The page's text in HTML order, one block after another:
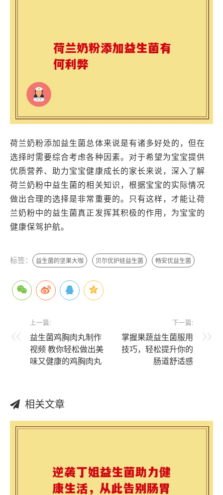
荷兰奶粉添加益生菌总体来说是有诸多好处的，但在
选择时需要综合考虑各种因素。对于希望为宝宝提供
优质营养、助力宝宝健康成长的家长来说，深入了解
荷兰奶粉中益生菌的相关知识，根据宝宝的实际情况
做出合理的选择是非常重要的。只有这样，才能让荷
兰奶粉中的益生菌真正发挥其积极的作用，为宝宝的
健康保驾护航。
标签： 益生菌的坚果大咖 贝尔优护娃益生菌 畅安优益生菌
上一篇:
益生菌鸡胸肉丸制作
视频 教你轻松做出美
味又健康的鸡胸肉丸
下一篇:
掌握果蔬益生菌服用
技巧，轻松提升你的
肠道舒适感
相关文章